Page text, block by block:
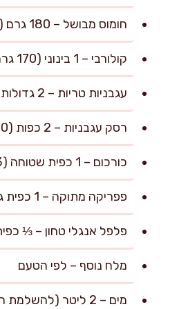
חומוס מבושל – 180 גרם (כוס, אפשר קפוא)
קולורבי – 1 בינוני (170 גרם, קלוף וחתוך לקוביות גסות)
עגבניות טריות – 2 גדולות (250 גרם, קלופות ומגוררות)
רסק עגבניות – 2 כפות (40 גרם)
כורכום – 1 כפית שטוחה (3 גרם)
פפריקה מתוקה – 1 כפית גדושה (4 גרם)
פלפל אנגלי טחון – ⅓ כפית (1
מלח נוסף – לפי הטעם
מים – 2 ליטר (להשלמת רמת הנוזלים במרק)